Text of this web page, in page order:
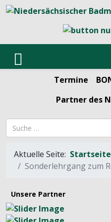
Termine
Partner des
Suchbegriff
Aktuelle Seite: Startseite
Sonderlehrgang zum
Unsere Partner